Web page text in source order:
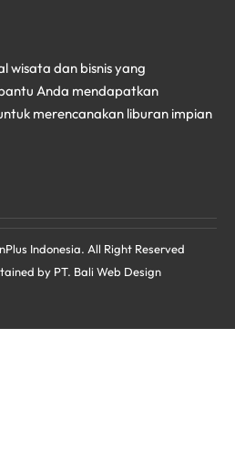
wisata dan bisnis yang
Anda mendapatkan
merencanakan liburan impian
Indonesia. All Right Reserved
by PT. Bali Web Design